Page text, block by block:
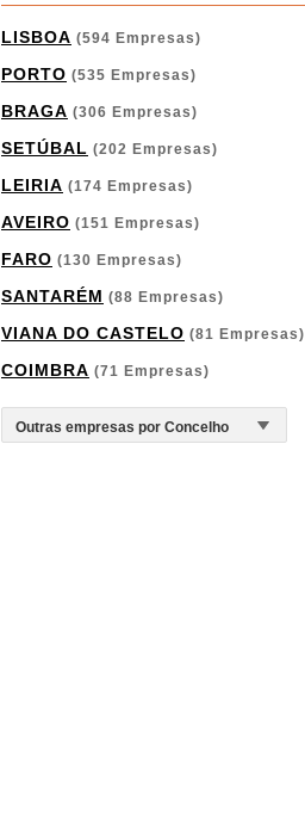
LISBOA (594 Empresas)
PORTO (535 Empresas)
BRAGA (306 Empresas)
SETÚBAL (202 Empresas)
LEIRIA (174 Empresas)
AVEIRO (151 Empresas)
FARO (130 Empresas)
SANTARÉM (88 Empresas)
VIANA DO CASTELO (81 Empresas)
COIMBRA (71 Empresas)